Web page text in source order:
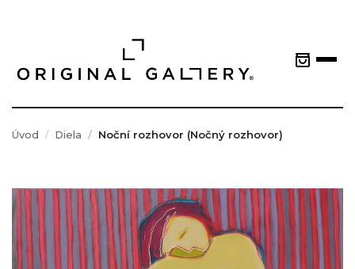
Úvod Diela Noční rozhovor (Nočný rozhovor)